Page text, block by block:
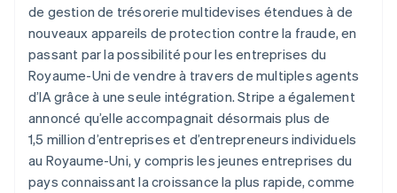
Stripe Sessions 2026
Découvrez comment Stripe construit l’infrastructure
l’IA.
Regarder
de gestion de trésorerie multidevises étendues à de
nouveaux appareils de protection contre la fraude, en
passant par la possibilité pour les entreprises du
Royaume-Uni de vendre à travers de multiples agents
d’IA grâce à une seule intégration. Stripe a également
annoncé qu’elle accompagnait désormais plus de
1,5 million d’entreprises et d’entrepreneurs individuels
au Royaume-Uni, y compris les jeunes entreprises du
pays connaissant la croissance la plus rapide, comme